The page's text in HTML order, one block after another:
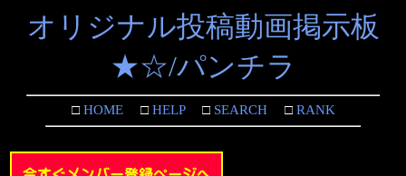
オリジナル投稿動画掲示板
★☆/パンチラ
□HOME□HELP□SEARCH□RANK